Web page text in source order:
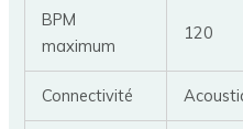
BPM
maximum
120
Connectivité